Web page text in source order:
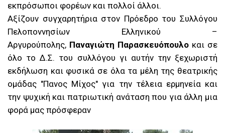
εκπρόσωποι φορέων και πολλοί άλλοι.
Αξίζουν συγχαρητήρια στον Πρόεδρο του Συλλόγου
Πελοποννησίων Ελληνικού –
Αργυρούπολης, Παναγιώτη Παρασκευόπουλο και σε
όλο το Δ.Σ. του συλλόγου γι αυτήν την ξεχωριστή
εκδήλωση και φυσικά σε όλα τα μέλη της θεατρικής
ομάδας "Πανος Μίχος" για την τέλεια ερμηνεία και
την ψυχική και πατριωτική ανάταση που για άλλη μια
φορά μας πρόσφεραν